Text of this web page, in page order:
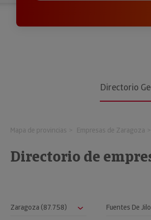
Directorio
Mapa de provincias Empresas de Zaragoza
Directorio de